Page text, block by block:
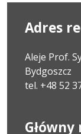
Adres
Aleje Prof.
Bydgoszcz
tel. +48 52